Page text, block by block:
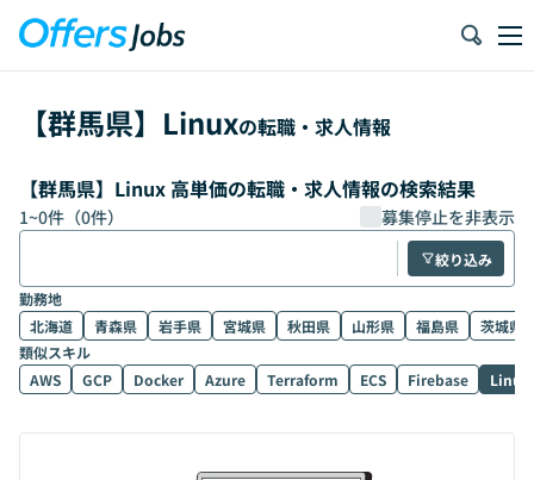
【群馬県】 Linuxの転職・求人情報
【群馬県】Linux 高単価の転職・求人情報の検索結果
1~0件（0件） 募集停止を非表示
絞り込み
勤務地
北海道
青森県 岩手県 宮城県 秋田県 山形県 福島県
茨城県
類似スキル
AWS
GCP Docker Azure Terraform ECS Firebase Linux